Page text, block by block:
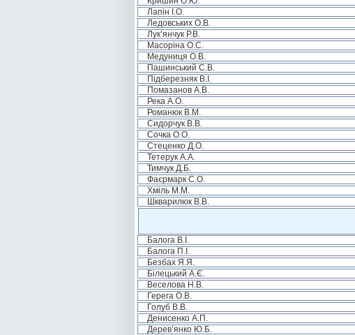
Лапін І.О.
Ледовських О.В.
Лук’янчук Р.В.
Масоріна О.С.
Медуниця О.В.
Пашинський С.В.
Підберезняк В.І.
Помазанов А.В.
Река А.О.
Романюк В.М.
Сидорчук В.В.
Сочка О.О.
Стеценко Д.О.
Тетерук А.А.
Тимчук Д.Б.
Фаєрмарк С.О.
Хміль М.М.
Шкварилюк В.В.
Балога В.І.
Балога П.І.
Безбах Я.Я.
Білецький А.Є.
Веселова Н.В.
Герега О.В.
Голуб В.В.
Денисенко А.П.
Дерев’янко Ю.Б.